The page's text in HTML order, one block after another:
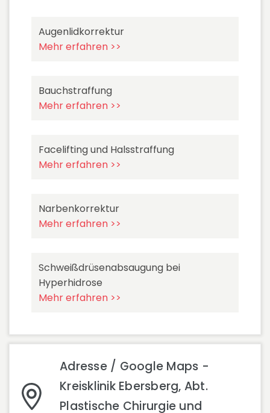
Augenlidkorrektur
Mehr erfahren >>
Bauchstraffung
Mehr erfahren >>
Facelifting und Halsstraffung
Mehr erfahren >>
Narbenkorrektur
Mehr erfahren >>
Schweißdrüsenabsaugung bei
Hyperhidrose
Mehr erfahren >>
Adresse / Google Maps -
Kreisklinik Ebersberg, Abt.
Plastische Chirurgie und